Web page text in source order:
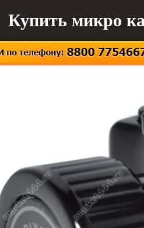
Купить микро